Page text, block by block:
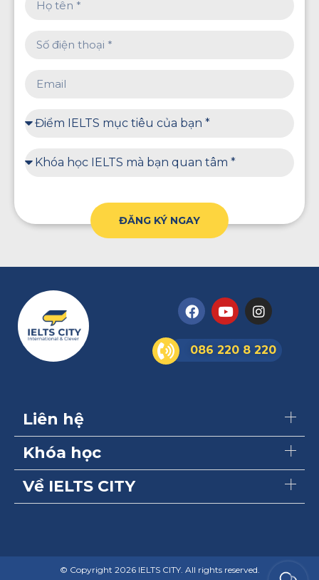
ĐĂNG KÝ NGAY
086 220 8 220
Liên hệ
Khóa học
Về IELTS CITY
© Copyright 2026 IELTS CITY. All rights reserved.